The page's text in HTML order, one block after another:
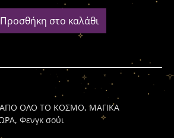
Προσθήκη στο καλάθι
ΑΠΟ ΟΛΟ ΤΟ ΚΟΣΜΟ,ΜΑΓΙΚΑ
, Φενγκ σούι